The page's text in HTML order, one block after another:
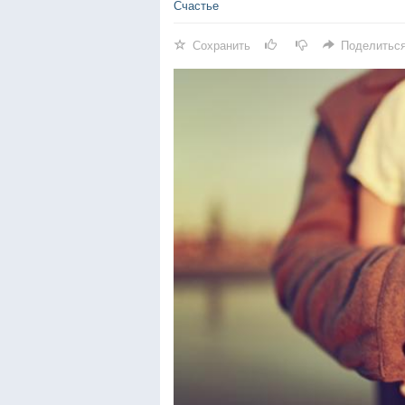
Счастье
Сохранить